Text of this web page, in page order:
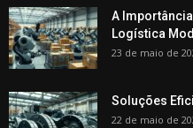
A
Logística
23 de maio de
Soluções
22 de maio de